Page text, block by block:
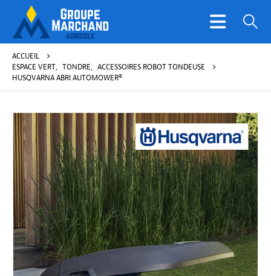
ACCUEIL
ESPACE VERT, TONDRE, ACCESSOIRES ROBOT TONDEUSE
HUSQVARNA ABRI AUTOMOWER®